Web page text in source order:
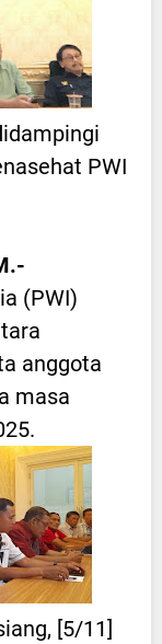
PWI
(PWI)
anggota
masa
[5/11]